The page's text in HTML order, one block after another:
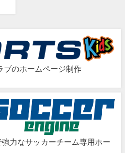
ブのホームページ制作
力なサッカーチーム専用ホー